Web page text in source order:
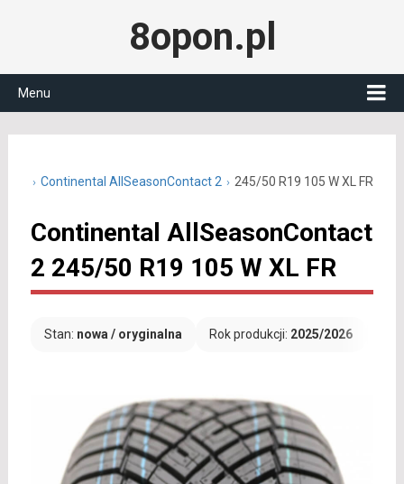
8opon.pl
Menu
Continental AllSeasonContact 2 245/50 R19 105 W XL FR
Continental AllSeasonContact
2 245/50 R19 105 W XL FR
Stan: nowa / oryginalna Rok produkcji: 2025/2026